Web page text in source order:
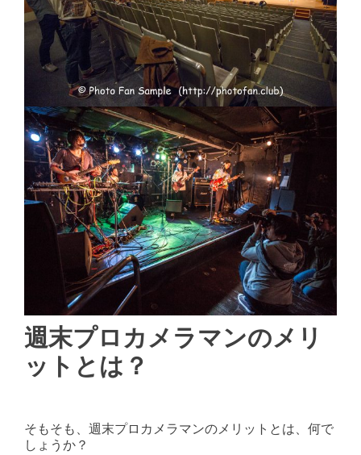
週末プロカメラマンのメリ
ットとは？
そもそも、週末プロカメラマンのメリットとは、何で
しょうか？